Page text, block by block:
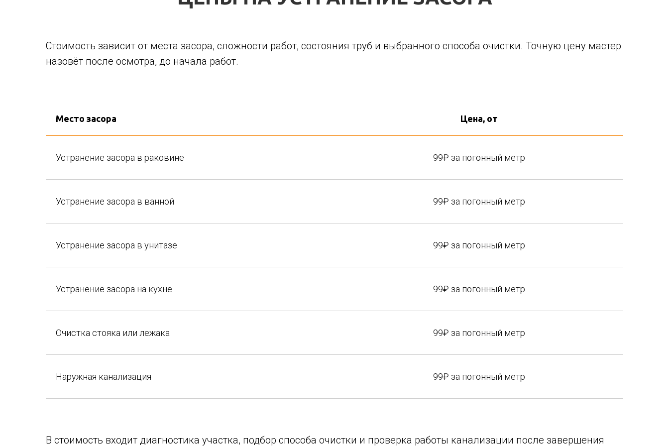
Стоимость зависит от места засора, сложности работ, состояния труб и выбранного способа очистки. Точную цену мастер
назовёт после осмотра, до начала работ.
Место засора Цена, от
Устранение засора в раковине 99₽ за погонный метр
Устранение засора в ванной 99₽ за погонный метр
Устранение засора в унитазе 99₽ за погонный метр
Устранение засора на кухне 99₽ за погонный метр
Очистка стояка или лежака 99₽ за погонный метр
Наружная канализация 99₽ за погонный метр
В стоимость входит диагностика участка, подбор способа очистки и проверка работы канализации после завершения